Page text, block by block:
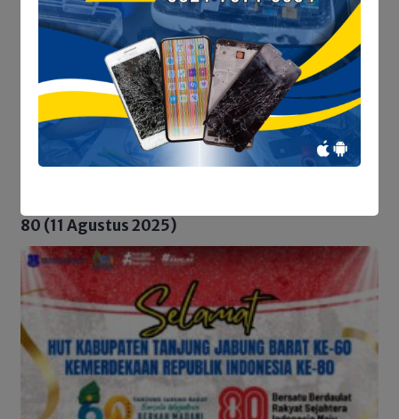
Satresnarkoba Polres Tanjab Barat
Tindak Lanjuti Informasi Viral, Korban
Belum Buat Laporan Resmi
80 (11 Agustus 2025)